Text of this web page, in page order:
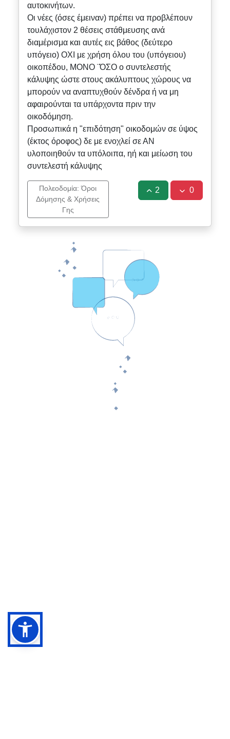
αυτοκινήτων.
Οι νέες (όσες έμειναν) πρέπει να προβλέπουν
τουλάχιστον 2 θέσεις στάθμευσης ανά
διαμέρισμα και αυτές εις βάθος (δεύτερο
υπόγειο) ΟΧΙ με χρήση όλου του (υπόγειου)
οικοπέδου, ΜΟΝΟ ¨ΌΣΟ ο συντελεστής
κάλυψης ώστε στους ακάλυπτους χώρους να
μπορούν να αναπτυχθούν δένδρα ή να μη
αφαιρούνται τα υπάρχοντα πριν την
οικοδόμηση.
Προσωπικά η "επιδότηση" οικοδομών σε ύψος
(έκτος όροφος) δε με ενοχλεί σε ΑΝ
υλοποιηθούν τα υπόλοιπα, ηή και μείωση του
συντελεστή κάλυψης
Πολεοδομία: Όροι
Δόμησης & Χρήσεις
Γης
2 0